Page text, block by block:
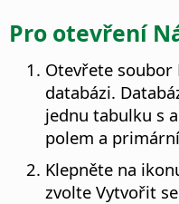
Pro otevření
Otevřete soubor
databázi.
jednu tabulku s
polem a
Klepněte na
zvolte Vytvořit